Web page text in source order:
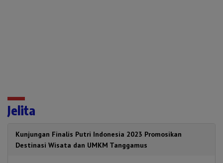
Jelita
Kunjungan Finalis Putri Indonesia 2023 Promosikan
Destinasi Wisata dan UMKM Tanggamus